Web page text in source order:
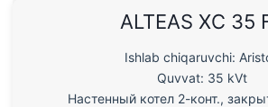
ALTEAS XC 35
Ishlab chiqaruvchi:
Quvvat: 35 kVt
Настенный котел 2-конт.,